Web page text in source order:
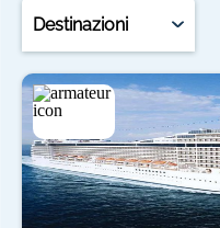
viaggio senza
dotate delle più
panoramici con viste
raffinato, questa nave
MSC Crociere vi
dell'eleganza e del
particolare ai dettagli
un'esperienza
Attività esclusive
Asia
A bordo del MSC
sono assicurati. Gli
Destinazioni